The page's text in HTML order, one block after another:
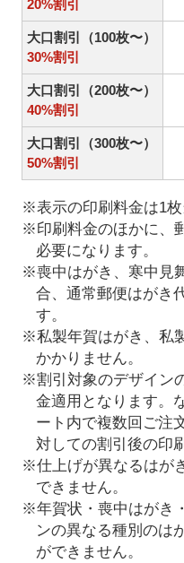
20%割引
大口割引（100枚〜）
30%割引
大口割引（200枚〜）
40%割引
大口割引（300枚〜）
50%割引
※表示の印刷料金は1枚
※印刷料金のほかに、
必要になります。
※喪中はがき、寒中見
合、通常郵便はがき
す。
※私製年賀はがき、私
かかりません。
※割引対象のデザイン
金適用となります。
ート内で複数回ご注
対しての割引後の印
※仕上げが異なるはが
できません。
※年賀状・喪中はがき
ンの異なる種別のは
ができません。